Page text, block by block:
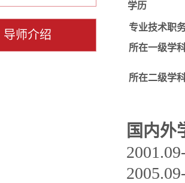
导师介绍
学历
专业技术职
所在一级学
所在二级学
国内外